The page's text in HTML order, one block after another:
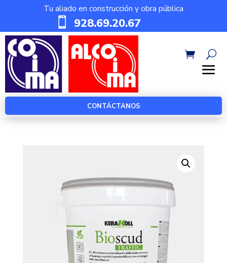
Tu aliado en construcción y obra pública
 928.69.20.67
CONTÁCTANOS